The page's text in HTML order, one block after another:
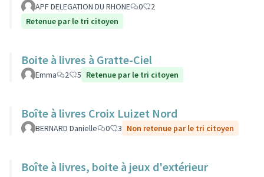
APF DELEGATION DU RHONE 0
2
Retenue par le tri citoyen
Boite à livres à Gratte-Ciel
Emma 2 5 Retenue par le tri citoyen
Boîte à livres Croix Luizet Nord
BERNARD Danielle 0 3 Non retenue par le tri citoyen
Boîte à livres, boite à jeux d'extérieur